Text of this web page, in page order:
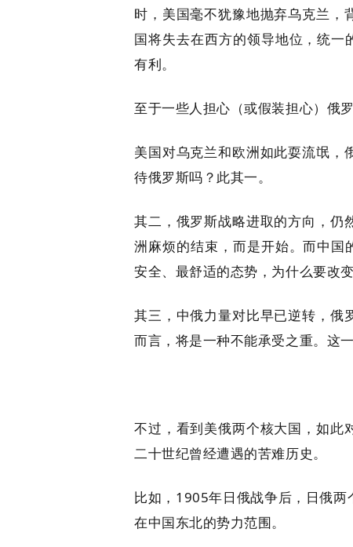
时，美国毫不犹豫地抛弃乌克兰，
国将失去在西方的领导地位，统一
有利。
至于一些人担心（或假装担心）俄
美国对乌克兰和欧洲如此耍流氓，
待俄罗斯吗？此其一。
其二，俄罗斯战略进取的方向，仍
洲麻烦的结束，而是开始。而中国
安全、最舒适的态势，为什么要改
其三，中俄力量对比早已逆转，俄
而言，将是一种不能承受之重。这
不过，看到美俄两个核大国，如此
二十世纪曾经遭遇的苦难历史。
比如，1905年日俄战争后，日俄
在中国东北的势力范围。